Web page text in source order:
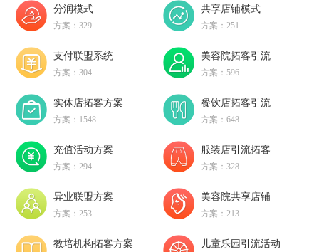
分润模式
方案：329
共享店铺模式
方案：251
支付联盟系统
方案：304
美容院拓客引流
方案：596
实体店拓客方案
方案：1548
餐饮店拓客引流
方案：648
充值活动方案
方案：294
服装店引流拓客
方案：328
异业联盟方案
方案：253
美容院共享店铺
方案：213
教培机构拓客方案 儿童乐园引流活动